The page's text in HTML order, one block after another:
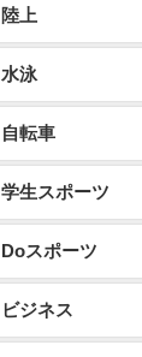
陸上
水泳
自転車
学生スポーツ
Doスポーツ
ビジネス